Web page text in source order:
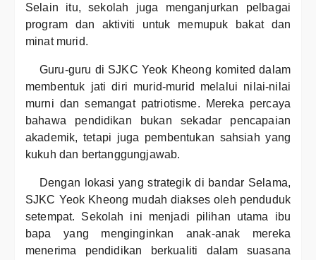
Selain itu, sekolah juga menganjurkan pelbagai
program dan aktiviti untuk memupuk bakat dan
minat murid.
Guru-guru di SJKC Yeok Kheong komited dalam
membentuk jati diri murid-murid melalui nilai-nilai
murni dan semangat patriotisme. Mereka percaya
bahawa pendidikan bukan sekadar pencapaian
akademik, tetapi juga pembentukan sahsiah yang
kukuh dan bertanggungjawab.
Dengan lokasi yang strategik di bandar Selama,
SJKC Yeok Kheong mudah diakses oleh penduduk
setempat. Sekolah ini menjadi pilihan utama ibu
bapa yang menginginkan anak-anak mereka
menerima pendidikan berkualiti dalam suasana